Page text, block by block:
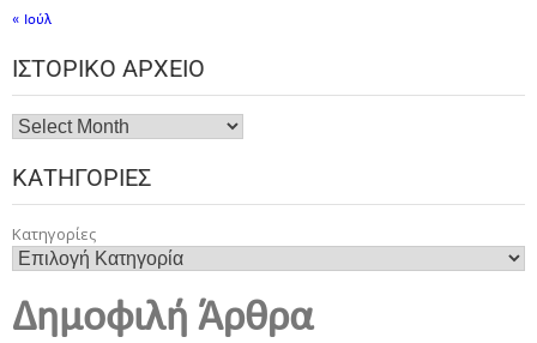
« Ιούλ
ΙΣΤΟΡΙΚΌ ΑΡΧΕΊΟ
ΚΑΤΗΓΟΡΊΕΣ
Κατηγορίες
Δημοφιλή Άρθρα